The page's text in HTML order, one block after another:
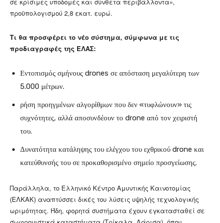
σε κρίσιμες υποδομές και σύνθετα περιβάλλοντα»,
προϋπολογισμού 2,8 εκατ. ευρώ.
Τι θα προσφέρει το νέο σύστημα, σύμφωνα με τις
προδιαγραφές της ΕΛΑΣ:
Εντοπισμός σμήνους drones σε απόσταση μεγαλύτερη των
5.000 μέτρων.
ρήση προηγμένων αλγορίθμων που δεν «τυφλώνουν» τις
συχνότητες, αλλά αποσυνδέουν το drone από τον χειριστή
του.
Δυνατότητα κατάληψης του ελέγχου του εχθρικού drone και
κατεύθυνσής του σε προκαθορισμένο σημείο προσγείωσης.
Παράλληλα, το Ελληνικό Κέντρο Αμυντικής Καινοτομίας
(ΕΛΚΑΚ) αναπτύσσει δικές του λύσεις υψηλής τεχνολογικής
ωριμότητας. Ήδη, φορητά συστήματα έχουν εγκατασταθεί σε